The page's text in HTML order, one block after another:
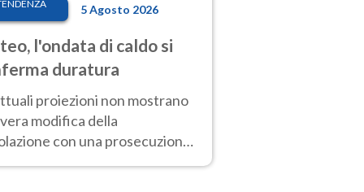
5 Agosto 2026
l'ondata di caldo si
duratura
proiezioni non mostrano
modifica della
con una prosecuzione
fuori scala per molti